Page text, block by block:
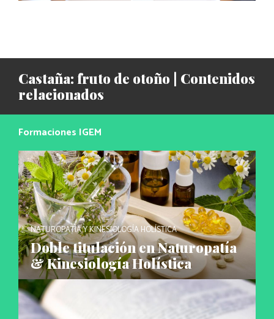
Castaña: fruto de otoño | Contenidos
relacionados
Formaciones IGEM
NATUROPATÍA Y KINESIOLOGÍA HOLÍSTICA
Doble titulación en Naturopatía
& Kinesiología Holística